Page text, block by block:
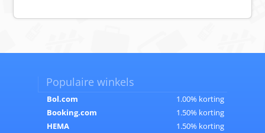
Populaire winkels
Bol.com
1.00% korting
Booking.com
1.50% korting
HEMA
1.50% korting